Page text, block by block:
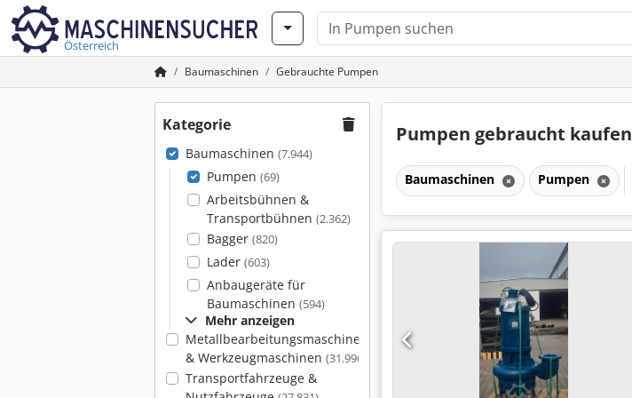
Österreich
Baumaschinen Gebrauchte Pumpen
Kategorie
Baumaschinen (7.944)
Pumpen (69)
Arbeitsbühnen &
Transportbühnen (2.362)
Bagger (820)
Lader (603)
Anbaugeräte für
Baumaschinen (594)
Mehr anzeigen
Metallbearbeitungsmaschinen
& Werkzeugmaschinen (31.996)
Transportfahrzeuge &
Pumpen gebraucht kaufen
Baumaschinen Pumpen